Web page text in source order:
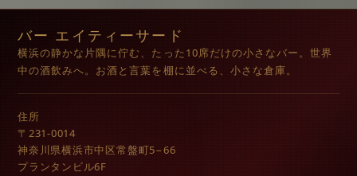
バー エイティーサード
横浜の静かな片隅に佇む、たった10席だけの小さなバー。世界
中の酒飲みへ。お酒と言葉を棚に並べる、小さな倉庫。
住所
〒231-0014
神奈川県横浜市中区常盤町5−66
プランタンビル6F